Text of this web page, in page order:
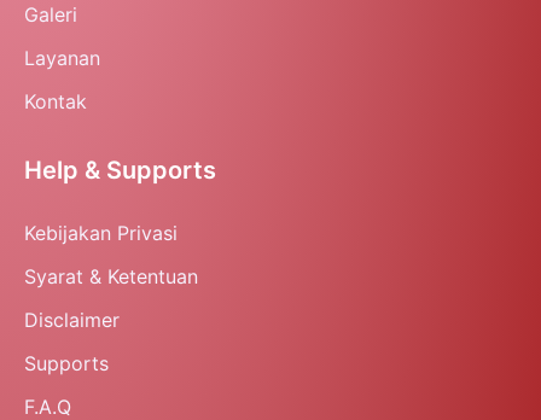
Galeri
Layanan
Kontak
Help & Supports
Kebijakan Privasi
Syarat & Ketentuan
Disclaimer
Supports
F.A.Q